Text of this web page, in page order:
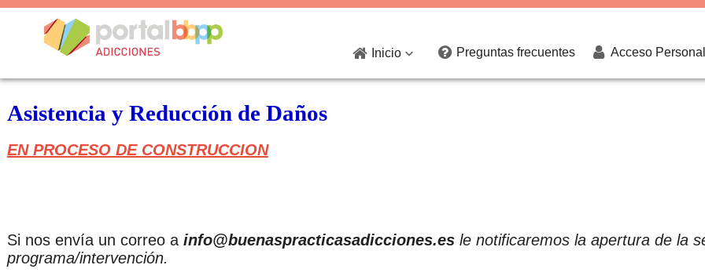
Inicio  Preguntas frecuentes Acceso Personal
Asistencia y Reducción de Daños
EN PROCESO DE CONSTRUCCION
Si nos envía un correo a info@buenaspracticasadicciones.esle notificaremos la apertura de la
programa/intervención.